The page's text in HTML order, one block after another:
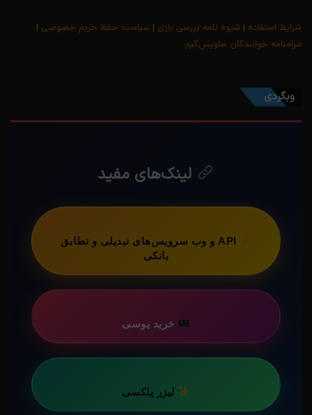
شرایط استفاده | شیوه نامه بررسی بازی | سیاست حفظ حریم خصوصی |
مرامنامه خوانندگان ساویس‌گیم
وبگردی
لینک‌های مفید
API و وب سرویس‌های تبدیلی و تطابق
بانکی
خرید یوسی
لیزر پلکسی